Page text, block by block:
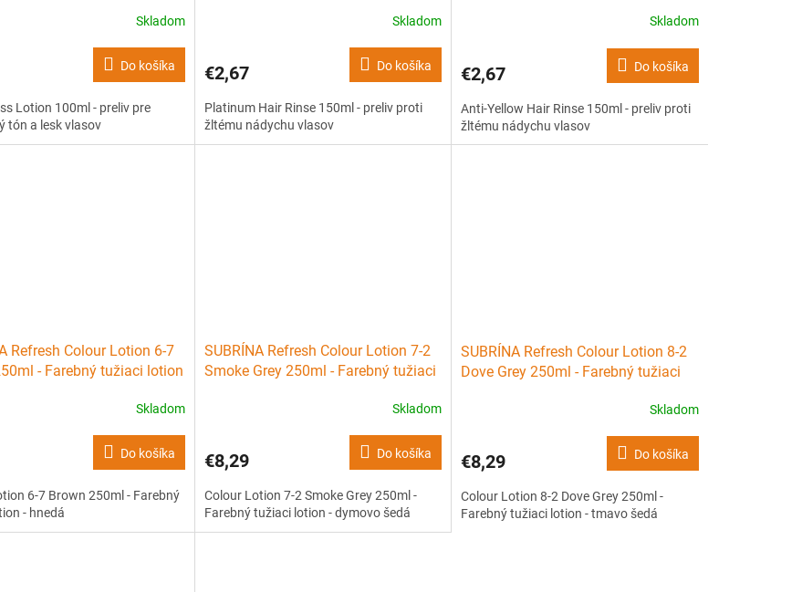
Skladom
Do košíka
Lotion 100ml - preliv pre
tón a lesk vlasov
Skladom
€2,67 Do košíka
Platinum Hair Rinse 150ml - preliv proti
žltému nádychu vlasov
Skladom
€2,67 Do košíka
Anti-Yellow Hair Rinse 150ml - preliv proti
žltému nádychu vlasov
Refresh Colour Lotion 6-7
- Farebný tužiaci lotion
Skladom
Do košíka
6-7 Brown 250ml - Farebný
- hnedá
SUBRÍNA Refresh Colour Lotion 7-2
Smoke Grey 250ml - Farebný tužiaci
Skladom
€8,29 Do košíka
Colour Lotion 7-2 Smoke Grey 250ml -
Farebný tužiaci lotion - dymovo šedá
SUBRÍNA Refresh Colour Lotion 8-2
Dove Grey 250ml - Farebný tužiaci
Skladom
€8,29 Do košíka
Colour Lotion 8-2 Dove Grey 250ml -
Farebný tužiaci lotion - tmavo šedá